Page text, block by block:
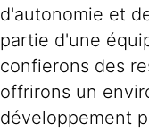
d'autonomie et
partie d'une
confierons des
offrirons un
développement